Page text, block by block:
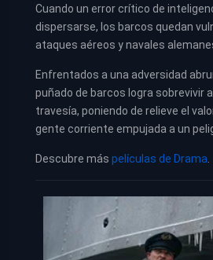
Cuando un error crítico de
dispersarse, los barcos quedan
ataques aéreos y navales
Enfrentados a una adversidad
puñado de barcos logra sobrevivir
travesía, poniendo de relieve el
gente corriente empujada a un
Descubre más películas de Drama